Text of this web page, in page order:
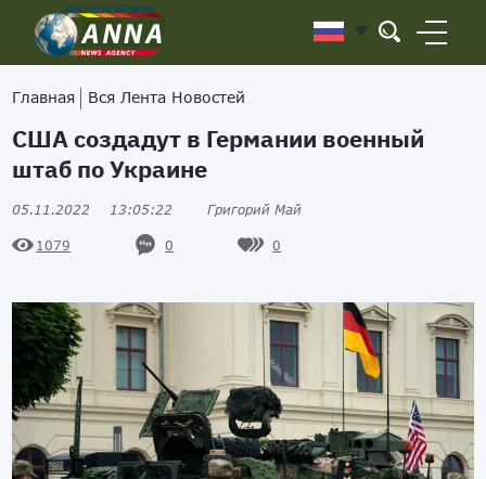
Главная Вся Лента Новостей
США создадут в Германии военный
штаб по Украине
05.11.2022 13:05:22 Григорий Май
1079 0 0